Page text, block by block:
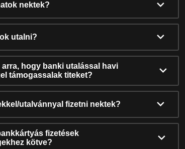
nektek?
utalni?
arra, hogy banki utalással havi
támogassalak titeket?
utalvánnyal fizetni nektek?
fizetések
kötve?